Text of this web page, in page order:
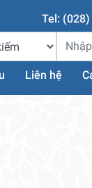
Tel:
Liên hệ